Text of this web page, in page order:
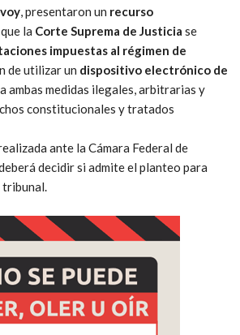
, presentaron un recurso
la Corte Suprema de Justicia se
impuestas al régimen de
de utilizar un dispositivo electrónico de
ambas medidas ilegales, arbitrarias y
constitucionales y tratados
ante la Cámara Federal de
decidir si admite el planteo para
tribunal.